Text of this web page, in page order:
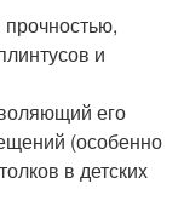
и
его
(особенно
в детских